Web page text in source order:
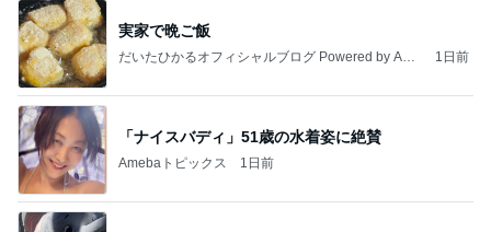
実家で晩ご飯
だいたひかるオフィシャルブログ Powered by Ame
1日前
「ナイスバディ」51歳の水着姿に絶賛
Amebaトピックス 1日前